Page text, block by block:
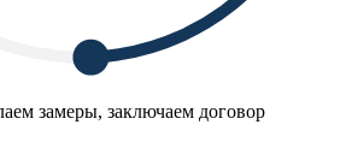
замеры, заключаем договор